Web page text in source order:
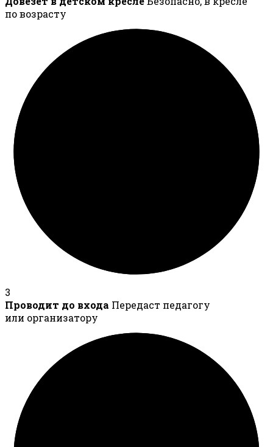
по возрасту
3
Проводит до входа Передаст педагогу
или организатору